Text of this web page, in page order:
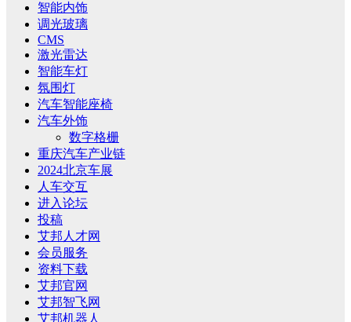
智能内饰
调光玻璃
CMS
激光雷达
智能车灯
氛围灯
汽车智能座椅
汽车外饰
数字格栅
重庆汽车产业链
2024北京车展
人车交互
进入论坛
投稿
艾邦人才网
会员服务
资料下载
艾邦官网
艾邦智飞网
艾邦机器人